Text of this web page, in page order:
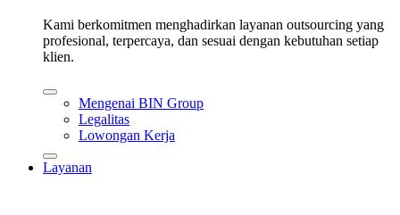
Kami berkomitmen menghadirkan layanan outsourcing yang
profesional, terpercaya, dan sesuai dengan kebutuhan setiap
klien.
Mengenai BIN Group
Legalitas
Lowongan Kerja
Layanan